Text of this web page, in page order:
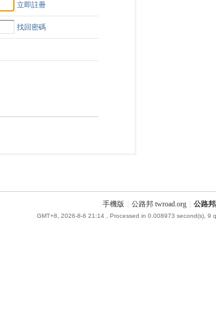
立即註冊
找回密碼
手機版 公路邦 twroad.org 公路
GMT+8, 2026-8-6 21:14 , Processed in 0.008973 second(s), 9